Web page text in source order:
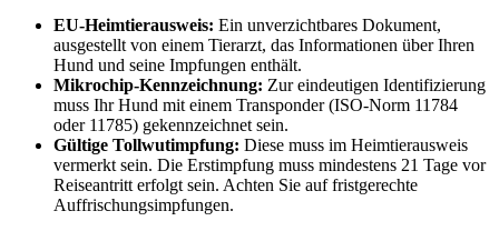
EU-Heimtierausweis: Ein unverzichtbares Dokument,
ausgestellt von einem Tierarzt, das Informationen über Ihren
Hund und seine Impfungen enthält.
Mikrochip-Kennzeichnung: Zur eindeutigen Identifizierung
muss Ihr Hund mit einem Transponder (ISO-Norm 11784
oder 11785) gekennzeichnet sein.
Gültige Tollwutimpfung: Diese muss im Heimtierausweis
vermerkt sein. Die Erstimpfung muss mindestens 21 Tage vor
Reiseantritt erfolgt sein. Achten Sie auf fristgerechte
Auffrischungsimpfungen.